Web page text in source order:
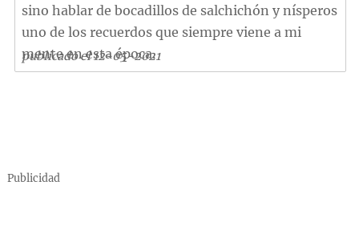
sino hablar de bocadillos de salchichón y nísperos
uno de los recuerdos que siempre viene a mi
mente en esta época.
publicado el 12-05-2021
Publicidad